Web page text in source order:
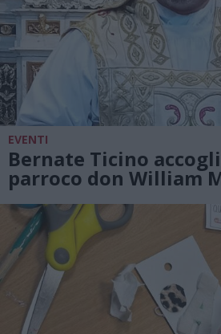
EVENTI
Bernate Ticino
parroco don William